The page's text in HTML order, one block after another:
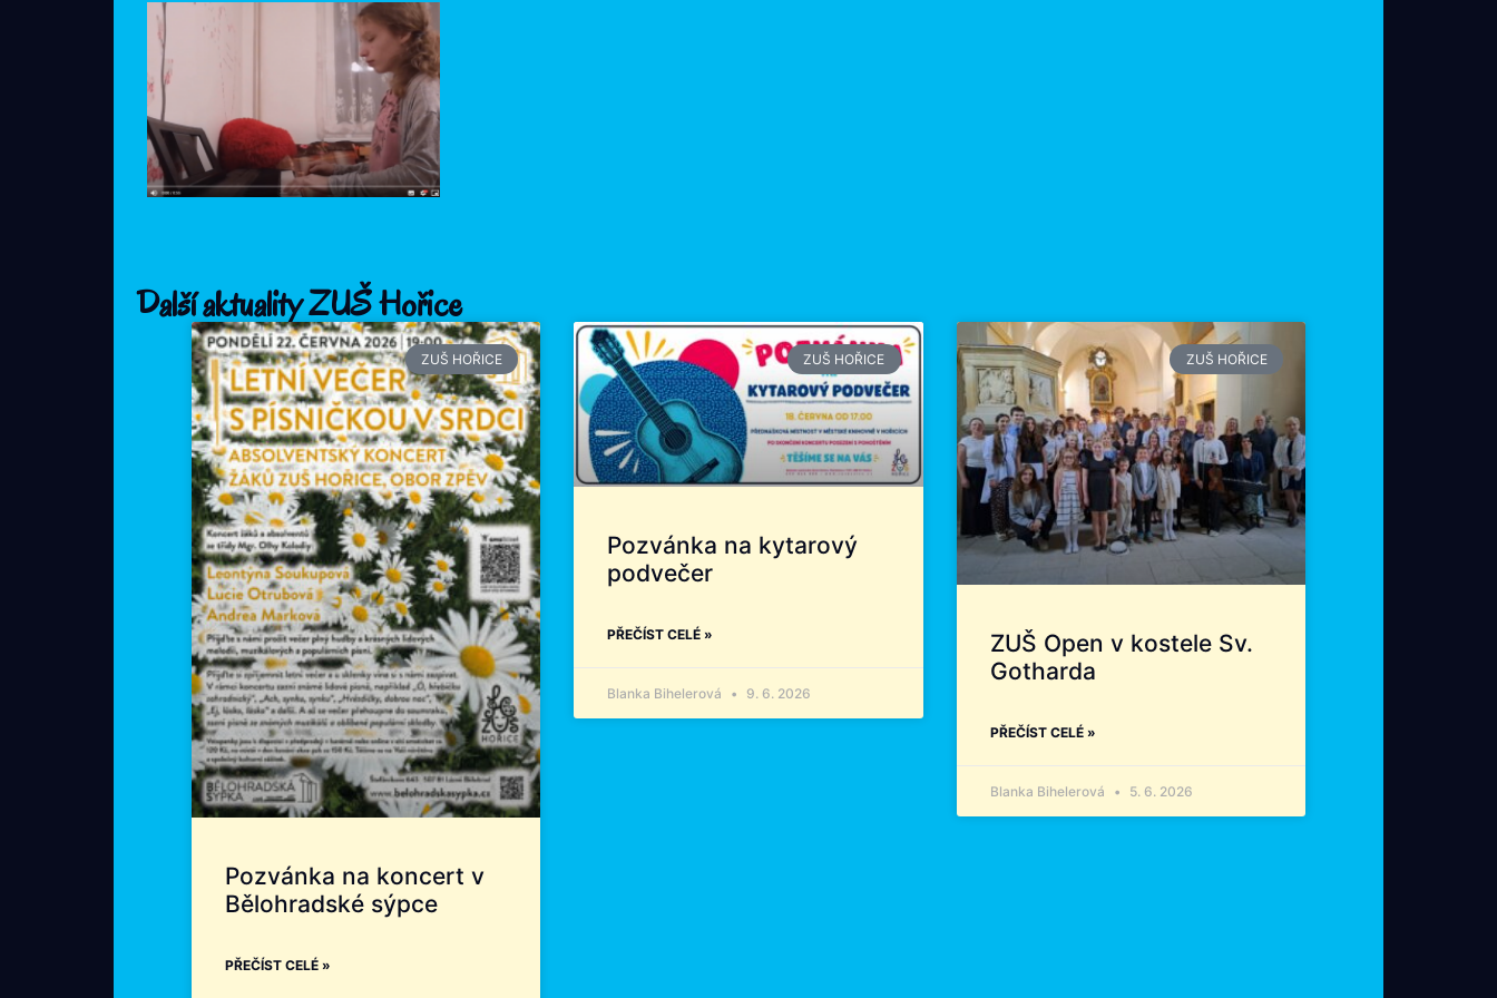
Další aktuality ZUŠ Hořice
ZUŠ HOŘICE
Pozvánka na koncert v
Bělohradské sýpce
PŘEČÍST CELÉ »
ZUŠ HOŘICE
Pozvánka na kytarový
podvečer
PŘEČÍST CELÉ »
Blanka Bihelerová 9. 6. 2026
ZUŠ HOŘICE
ZUŠ Open v kostele Sv.
Gotharda
PŘEČÍST CELÉ »
Blanka Bihelerová 5. 6. 2026